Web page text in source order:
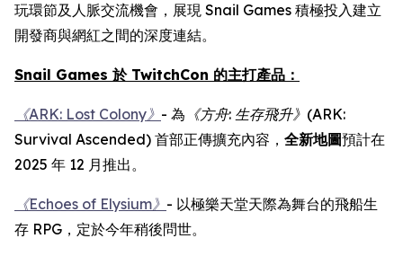
玩環節及人脈交流機會，展現 Snail Games 積極投入建立
開發商與網紅之間的深度連結。
Snail Games 於 TwitchCon 的主打產品：
《ARK: Lost Colony》 - 為 《方舟: 生存飛升》 (ARK:
Survival Ascended) 首部正傳擴充內容， 全新地圖預計在
2025 年 12 月推出。
《Echoes of Elysium》 - 以極樂天堂天際為舞台的飛船生
存 RPG，定於今年稍後問世。